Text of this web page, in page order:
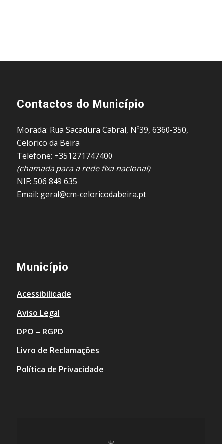
Contactos do Município
Morada: Rua Sacadura Cabral, Nº39, 6360-350,
Celorico da Beira
Telefone: +351271747400
(chamada para a rede fixa nacional)
NIF: 506 849 635
Email: geral@cm-celoricodabeira.pt
Município
Acessibilidade
Aviso Legal
DPO – RGPD
Livro de Reclamações
Política de Privacidade